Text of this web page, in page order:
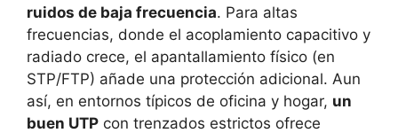
ruidos de baja frecuencia. Para altas
frecuencias, donde el acoplamiento capacitivo y
radiado crece, el apantallamiento físico (en
STP/FTP) añade una protección adicional. Aun
así, en entornos típicos de oficina y hogar, un
buen UTP con trenzados estrictos ofrece